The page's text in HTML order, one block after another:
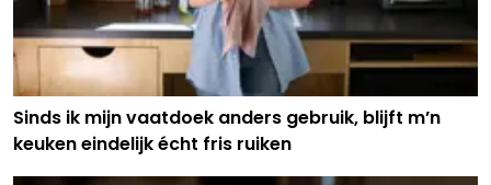
Sinds ik mijn vaatdoek anders gebruik, blijft m’n
keuken eindelijk écht fris ruiken